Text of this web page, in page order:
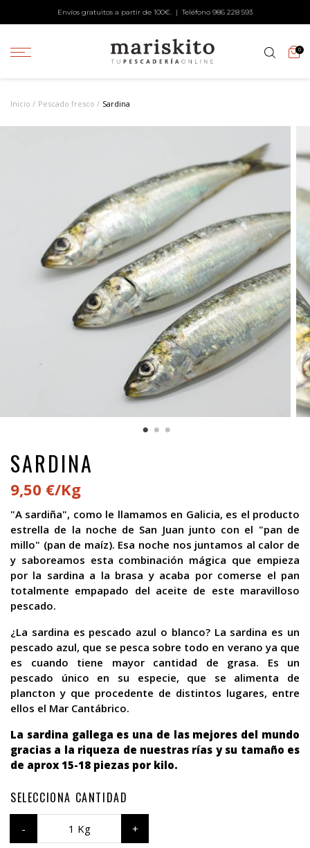
Envíos gratuitos a partir de 100€. | Teléfono 986 228 593
0
Inicio Pescado fresco Sardina
SARDINA
9,50 €/Kg
"A sardiña", como le llamamos en Galicia, es el producto
estrella de la noche de San Juan junto con el "pan de
millo" (pan de maíz). Esa noche nos juntamos al calor de
y saboreamos esta combinación mágica que empieza
por la sardina a la brasa y acaba por comerse el pan
totalmente empapado del aceite de este maravilloso
pescado.
¿La sardina es pescado azul o blanco? La sardina es un
pescado azul, que se pesca sobre todo en verano ya que
es cuando tiene mayor cantidad de grasa. Es un
pescado único en su especie, que se alimenta de
plancton y que procedente de distintos lugares, entre
ellos el Mar Cantábrico.
La sardina gallega es una de las mejores del mundo
gracias a la riqueza de nuestras rías y su tamaño es
de aprox 15-18 piezas por kilo.
SELECCIONA CANTIDAD
1 Kg